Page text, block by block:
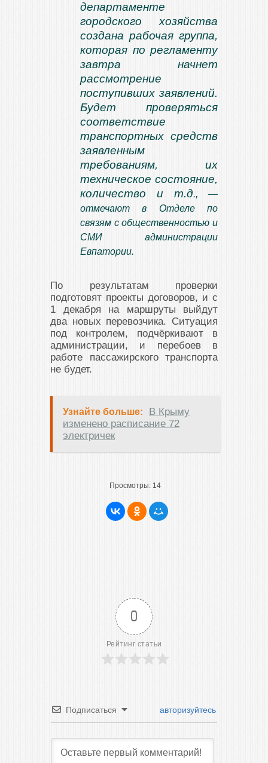
департаменте
городского хозяйства
создана рабочая группа,
которая по регламенту
завтра начнет
рассмотрение
поступивших заявлений.
Будет проверяться
соответствие
транспортных средств
заявленным
требованиям, их
техническое состояние,
количество и т.д., —
отмечают в Отделе по
связям с общественностью и
СМИ администрации
Евпатории.
По результатам проверки
подготовят проекты договоров, и с
1 декабря на маршруты выйдут
два новых перевозчика. Ситуация
под контролем, подчёркивают в
администрации, и перебоев в
работе пассажирского транспорта
не будет.
Узнайте больше:
В Крыму
изменено расписание 72
электричек
Просмотры: 14
0
Рейтинг статьи
Подписаться авторизуйтесь